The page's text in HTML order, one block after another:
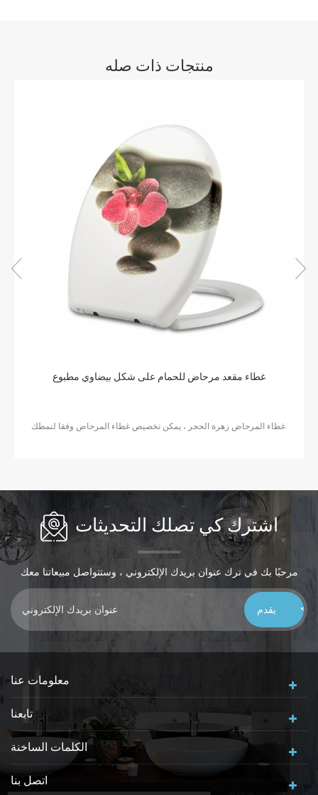
منتجات ذات صله
صديقة للبيئة غطاء مقعد UF مقعد المرحاض الأبيض للحمام
colorful toilet seat, decro your life.
اشترك كي تصلك التحديثات
مرحبًا بك في ترك عنوان بريدك الإلكتروني ، وستتواصل مبيعاتنا معك
خلال 24 ساعة ، شكرًا لك!
معلومات عنا
تابعنا
الكلمات الساخنة
اتصل بنا